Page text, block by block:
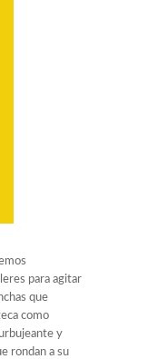
para agitar
que
como
y
rondan a su